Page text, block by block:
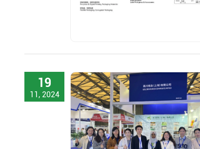
19
11, 2024